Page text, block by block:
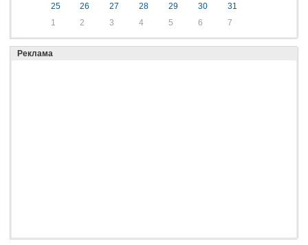
25
26 27 28 29 30
31
1
2 3 4 5 6 7
Реклама